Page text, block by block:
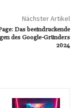
Nächster Artikel
Das beeindruckende
des Google-Gründers
2024